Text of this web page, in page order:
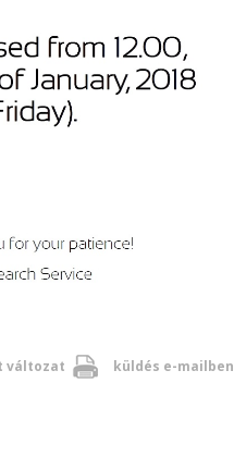
változat küldés e-mailben